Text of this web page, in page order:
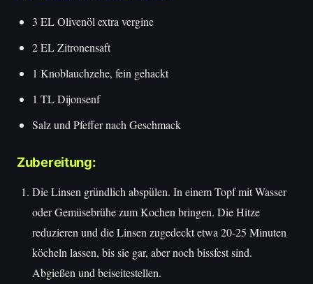
3 EL Olivenöl extra vergine
2 EL Zitronensaft
1 Knoblauchzehe, fein gehackt
1 TL Dijonsenf
Salz und Pfeffer nach Geschmack
Zubereitung:
Die Linsen gründlich abspülen. In einem Topf mit Wasser
oder Gemüsebrühe zum Kochen bringen. Die Hitze
reduzieren und die Linsen zugedeckt etwa 20-25 Minuten
köcheln lassen, bis sie gar, aber noch bissfest sind.
Abgießen und beiseitestellen.